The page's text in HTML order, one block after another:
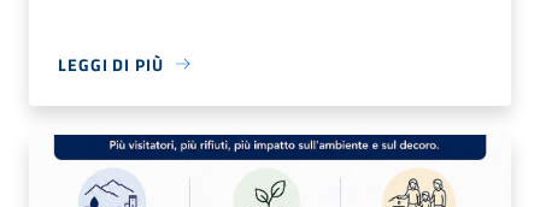
LEGGI DI PIÙ